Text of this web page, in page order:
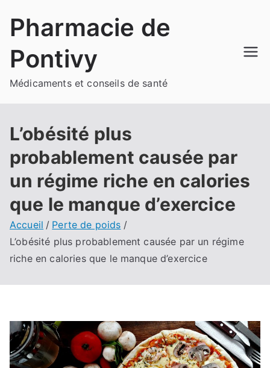
Pharmacie de
Pontivy
Médicaments et conseils de santé
L’obésité plus
probablement causée par
un régime riche en calories
que le manque d’exercice
Accueil
Perte de poids
L’obésité plus probablement causée par un régime
riche en calories que le manque d’exercice